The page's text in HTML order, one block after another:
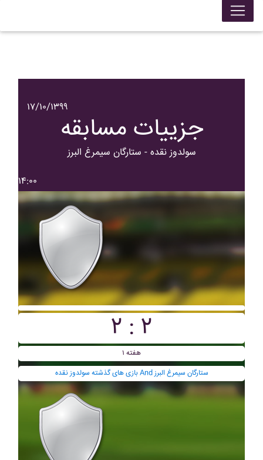
۱۷/۱۰/۱۳۹۹
جزییات مسابقه
سولدوز نقده - ستارگان سيمرغ البرز
۱۴:۰۰
۲ : ۲
هفته ۱
بازی های گذشته سولدوز نقده And ستارگان سيمرغ البرز